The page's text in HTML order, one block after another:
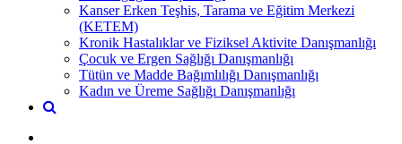
Kanser Erken Teşhis, Tarama ve Eğitim Merkezi
(KETEM)
Kronik Hastalıklar ve Fiziksel Aktivite Danışmanlığı
Çocuk ve Ergen Sağlığı Danışmanlığı
Tütün ve Madde Bağımlılığı Danışmanlığı
Kadın ve Üreme Sağlığı Danışmanlığı